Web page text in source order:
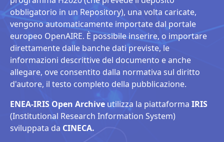
obbligatorio in un Repository), una volta caricate,
vengono automaticamente importate dal portale
europeo OpenAIRE. È possibile inserire, o importare
direttamente dalle banche dati previste, le
informazioni descrittive del documento e anche
allegare, ove consentito dalla normativa sul diritto
d'autore, il testo completo della pubblicazione.
ENEA-IRIS Open Archive utilizza la piattaforma IRIS
(Institutional Research Information System)
sviluppata da CINECA.